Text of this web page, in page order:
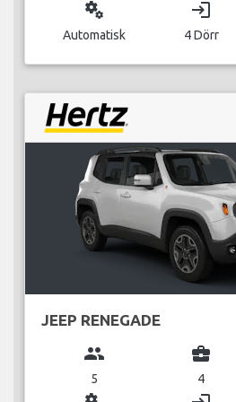
miscellaneous_services
Automatisk
login
4 Dörr
JEEP RENEGADE
group
5
business_center
4